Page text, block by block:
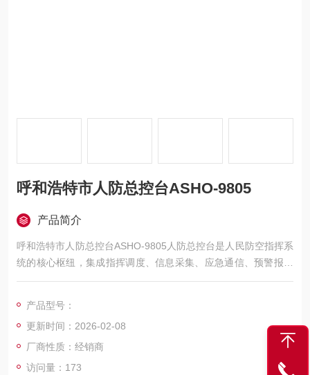
呼和浩特市人防总控台ASHO-9805
产品简介
呼和浩特市人防总控台ASHO-9805人防总控台是人民防空指挥系
统的核心枢纽，集成指挥调度、信息采集、应急通信、预警报知
等功能于一体，具备平战结合的综合管控能力。系统通过模块化
支持在日常管理和战时应急状态下的快速响应与决策支持。
产品型号：
更新时间：2026-02-08
厂商性质：经销商
访问量：173